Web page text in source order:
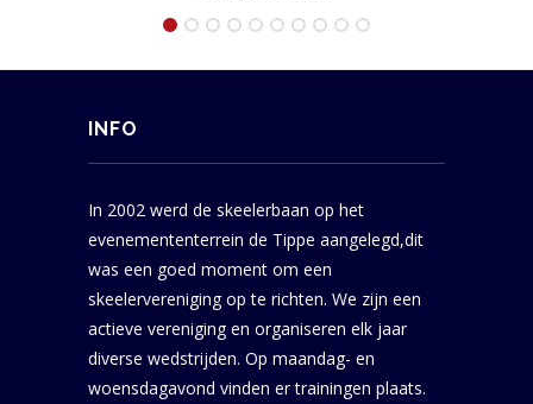
INFO
In 2002 werd de skeelerbaan op het
evenemententerrein de Tippe aangelegd,dit
was een goed moment om een
skeelervereniging op te richten. We zijn een
actieve vereniging en organiseren elk jaar
diverse wedstrijden. Op maandag- en
woensdagavond vinden er trainingen plaats.